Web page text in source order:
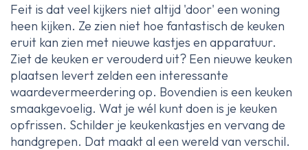
Feit is dat veel kijkers niet altijd 'door' een woning
heen kijken. Ze zien niet hoe fantastisch de keuken
eruit kan zien met nieuwe kastjes en apparatuur.
Ziet de keuken er verouderd uit? Een nieuwe keuken
plaatsen levert zelden een interessante
waardevermeerdering op. Bovendien is een keuken
smaakgevoelig. Wat je wél kunt doen is je keuken
opfrissen. Schilder je keukenkastjes en vervang de
handgrepen. Dat maakt al een wereld van verschil.